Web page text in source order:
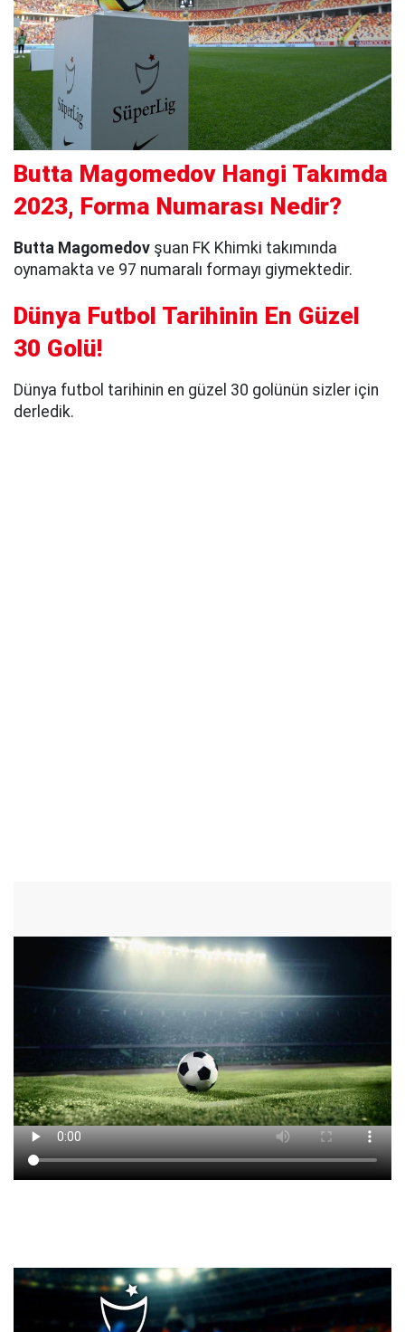
Butta Magomedov Hangi Takımda
2023, Forma Numarası Nedir?
Butta Magomedov şuan FK Khimki takımında
oynamakta ve 97 numaralı formayı giymektedir.
Dünya Futbol Tarihinin En Güzel
30 Golü!
Dünya futbol tarihinin en güzel 30 golünün sizler için
derledik.